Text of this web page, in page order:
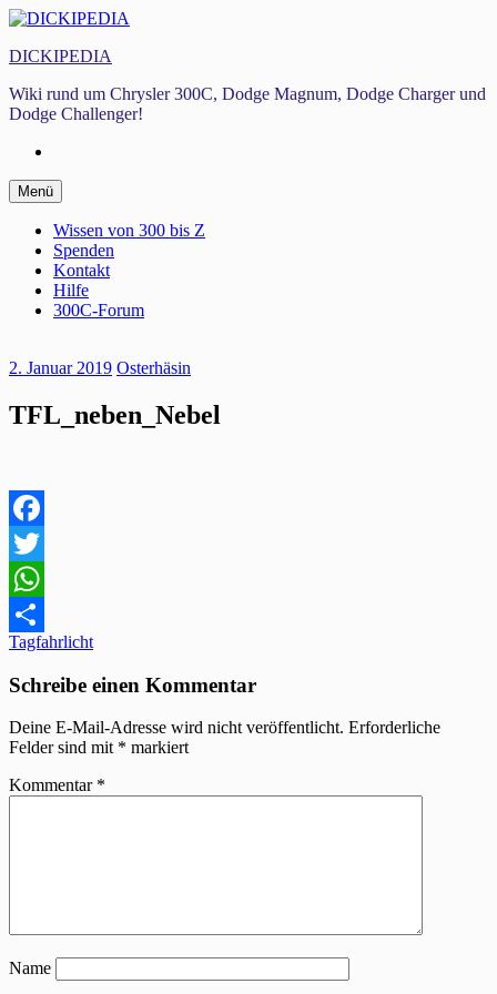
Zum
springen
DICKIPEDIA
Wiki rund um Chrysler 300C, Dodge Magnum, Dodge Charger und
Dodge Challenger!
Menü Zum
Inhalt
springen
Wissen von 300 bis Z
Spenden
Kontakt
Hilfe
300C-Forum
2. Januar 2019 Osterhäsin
TFL_neben_Nebel
Facebook
Twitter
WhatsApp
Teilen
Beitragsnavigation
Tagfahrlicht
Schreibe einen Kommentar
Deine E-Mail-Adresse wird nicht veröffentlicht. Erforderliche
Felder sind mit * markiert
Kommentar *
Name